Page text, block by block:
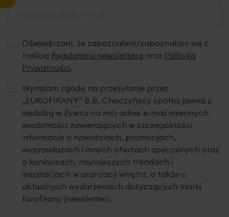
Oświadczam, że zapoznałem/zapoznałam się z
treścią Regulaminu newslettera oraz Polityką
Prywatności.
Wyrażam zgodę na przesyłanie przez
„EUROFIRANY” B.B. Choczyńscy spółka jawna z
siedzibą w Żywcu na mój adres e-mail imiennych
wiadomości zawierających w szczególności
informacje o nowościach, promocjach,
wyprzedażach i innych ofertach specjalnych oraz
o konkursach, najnowszych trendach i
inspiracjach w aranżacji wnętrz, a także o
aktualnych wydarzeniach dotyczących marki
Eurofirany (newsletter).